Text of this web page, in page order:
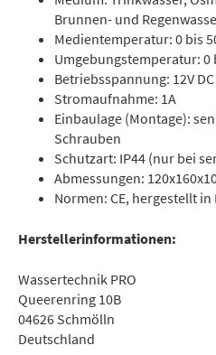
Brunnen- und
Medientemperatur: 0 bis
Umgebungstemperatur: 0
Betriebsspannung: 12V DC
Stromaufnahme: 1A
Einbaulage (Montage):
Schrauben
Schutzart: IP44 (nur bei
Abmessungen:
Normen: CE, hergestellt
Herstellerinformationen:
Wassertechnik PRO
Queerenring 10B
04626 Schmölln
Deutschland